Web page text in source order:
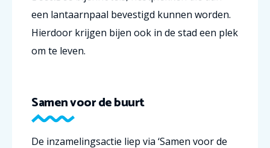
een lantaarnpaal bevestigd kunnen worden.
Hierdoor krijgen bijen ook in de stad een plek
om te leven.
Samen voor de buurt
De inzamelingsactie liep via ‘Samen voor de